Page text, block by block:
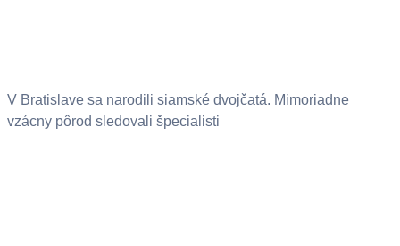
V Bratislave sa narodili siamské dvojčatá. Mimoriadne
vzácny pôrod sledovali špecialisti